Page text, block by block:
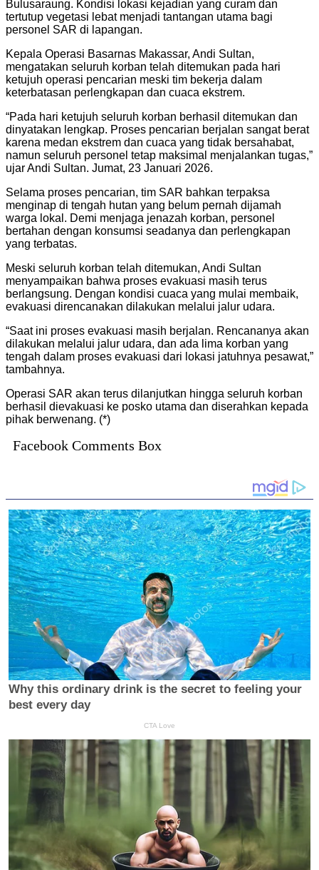
Bulusaraung. Kondisi lokasi kejadian yang curam dan
tertutup vegetasi lebat menjadi tantangan utama bagi
personel SAR di lapangan.
Kepala Operasi Basarnas Makassar, Andi Sultan,
mengatakan seluruh korban telah ditemukan pada hari
ketujuh operasi pencarian meski tim bekerja dalam
keterbatasan perlengkapan dan cuaca ekstrem.
“Pada hari ketujuh seluruh korban berhasil ditemukan dan
dinyatakan lengkap. Proses pencarian berjalan sangat berat
karena medan ekstrem dan cuaca yang tidak bersahabat,
namun seluruh personel tetap maksimal menjalankan tugas,”
ujar Andi Sultan. Jumat, 23 Januari 2026.
Selama proses pencarian, tim SAR bahkan terpaksa
menginap di tengah hutan yang belum pernah dijamah
warga lokal. Demi menjaga jenazah korban, personel
bertahan dengan konsumsi seadanya dan perlengkapan
yang terbatas.
Meski seluruh korban telah ditemukan, Andi Sultan
menyampaikan bahwa proses evakuasi masih terus
berlangsung. Dengan kondisi cuaca yang mulai membaik,
evakuasi direncanakan dilakukan melalui jalur udara.
“Saat ini proses evakuasi masih berjalan. Rencananya akan
dilakukan melalui jalur udara, dan ada lima korban yang
tengah dalam proses evakuasi dari lokasi jatuhnya pesawat,”
tambahnya.
Operasi SAR akan terus dilanjutkan hingga seluruh korban
berhasil dievakuasi ke posko utama dan diserahkan kepada
pihak berwenang. (*)
Facebook Comments Box